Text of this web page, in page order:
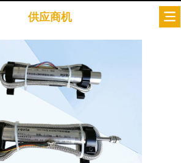
供应商机